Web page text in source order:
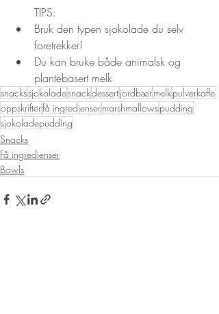
TIPS:
Bruk den typen sjokolade du selv
foretrekker!
Du kan bruke både animalsk og
plantebasert melk
snackssjokoladesnackdessertjordbærmelkpulverkaffe
oppskrifterfå ingrediensermarshmallowspudding
sjokoladepudding
Snacks
Få ingredienser
Bowls